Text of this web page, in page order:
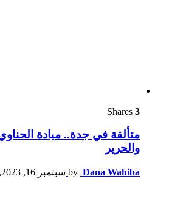
3
متألقة في جدة.. ميادة
والحرير
by Dana Wahiba سبتمبر 16, 2023, 12:44 م